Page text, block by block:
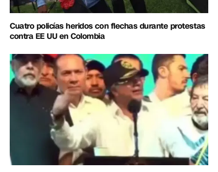
Cuatro policías heridos con flechas durante protestas
contra EE UU en Colombia